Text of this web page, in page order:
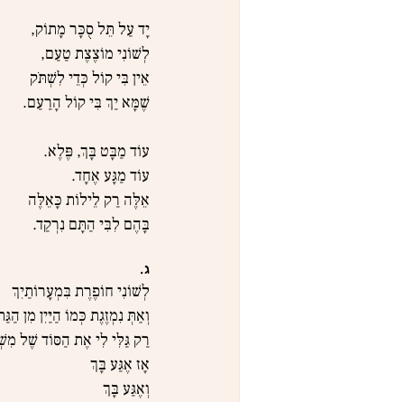
יָד עַל תֵּל סֻכָּר מָתוֹק,
לְשׁוֹנִי מוֹצֶצֶת טַעַם,
אֵין בִּי קוֹל כְּדֵי לִשְׁתֹּק
שֶׁמָּא יַךְ בִּי קוֹל הָרַעַם.
עוֹד מַבָּט בָּךְ, פֶּלֶא.
עוֹד מַגָּע אֶחָד.
אֵלֶּה רַק לֵילוֹת כָּאֵלֶּה
בָּהֶם לִבִּי הַתָּם נִרְקַד.
ג.
לְשׁוֹנִי חוֹפֶרֶת בִּמְעָרוֹתַיִךְ
וְאַתְּ נִמְזֶגֶת כְּמוֹ הַיַּיִן מִן
רַק גַּלִּי לִי אֶת הַסּוֹד שֶׁל
אָז אֶגַּע בָּךְ
וְאֶגַּע בָּךְ